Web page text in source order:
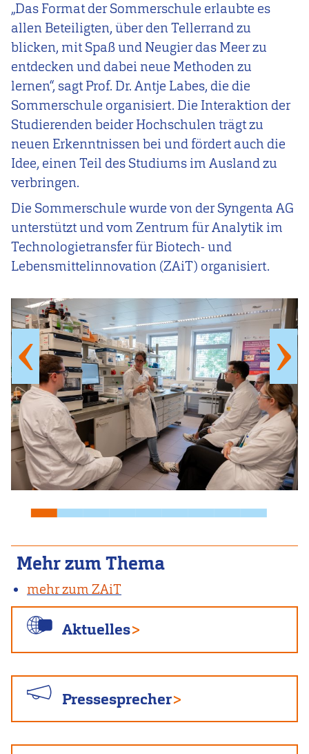
„Das Format der Sommerschule erlaubte es
allen Beteiligten, über den Tellerrand zu
blicken, mit Spaß und Neugier das Meer zu
entdecken und dabei neue Methoden zu
lernen“, sagt Prof. Dr. Antje Labes, die die
Sommerschule organisiert. Die Interaktion der
Studierenden beider Hochschulen trägt zu
neuen Erkenntnissen bei und fördert auch die
Idee, einen Teil des Studiums im Ausland zu
verbringen.
Die Sommerschule wurde von der Syngenta AG
unterstützt und vom Zentrum für Analytik im
Technologietransfer für Biotech- und
Lebensmittelinnovation (ZAiT) organisiert.
Mehr zum Thema
mehr zum ZAiT
Aktuelles
Pressesprecher